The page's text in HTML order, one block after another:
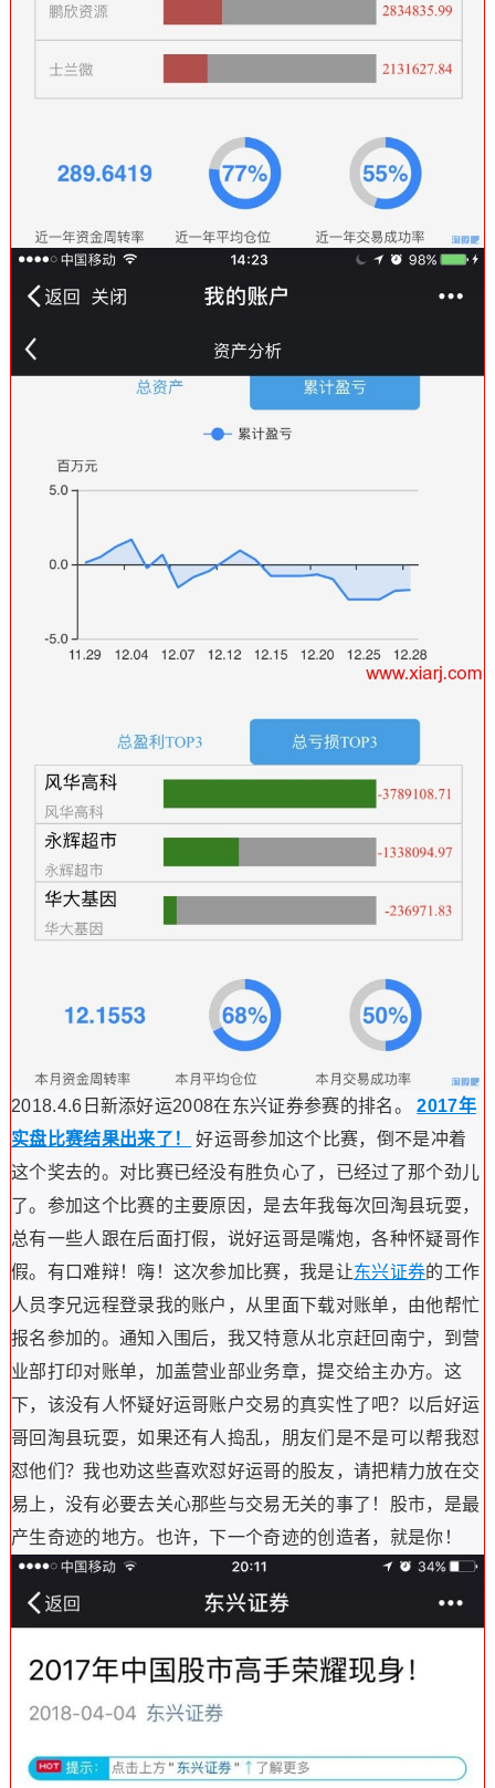
2018.4.6日新添好运2008在东兴证券参赛的排名。2017年
实盘比赛结果出来了！
好运哥参加这个比赛，倒不是冲着
这个奖去的。对比赛已经没有胜负心了，已经过了那个劲儿
了。参加这个比赛的主要原因，是去年我每次回淘县玩耍，
总有一些人跟在后面打假，说好运哥是嘴炮，各种怀疑哥作
假。有口难辩！嗨！这次参加比赛，我是让东兴证券的工作
人员李兄远程登录我的账户，从里面下载对账单，由他帮忙
报名参加的。通知入围后，我又特意从北京赶回南宁，到营
业部打印对账单，加盖营业部业务章，提交给主办方。这
下，该没有人怀疑好运哥账户交易的真实性了吧？以后好运
哥回淘县玩耍，如果还有人捣乱，朋友们是不是可以帮我怼
怼他们？我也劝这些喜欢怼好运哥的股友，请把精力放在交
易上，没有必要去关心那些与交易无关的事了！股市，是最
产生奇迹的地方。也许，下一个奇迹的创造者，就是你！